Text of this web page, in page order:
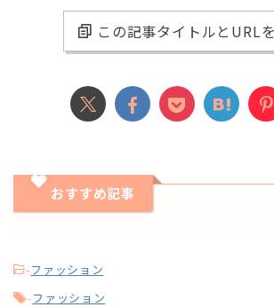
この記事タイトルとURL
おすすめ記事
-ファッション
-ファッション